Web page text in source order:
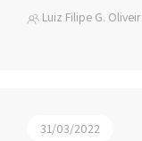
Luiz Filipe G.
31/03/2022